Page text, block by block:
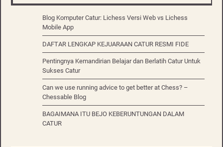
Blog Komputer Catur: Lichess Versi Web vs Lichess
Mobile App
DAFTAR LENGKAP KEJUARAAN CATUR RESMI FIDE
Pentingnya Kemandirian Belajar dan Berlatih Catur Untuk
Sukses Catur
Can we use running advice to get better at Chess? –
Chessable Blog
BAGAIMANA ITU BEJO KEBERUNTUNGAN DALAM
CATUR